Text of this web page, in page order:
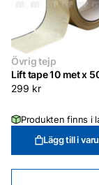
Övrig tejp
Lift tape 10 met x
299 kr
Produkten finns i
Lägg till i